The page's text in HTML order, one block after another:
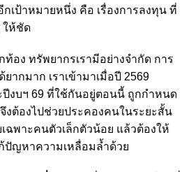
เป้าหมายหนึ่ง คือ เรื่องการลงทุน ที่
ให้ชัด
ท้อง ทรัพยากรเรามีอย่างจำกัด การ
ากมาก เราเข้ามาเมื่อปี 2569
ปีงบฯ 69 ที่ใช้กันอยู่ตอนนี้ ถูกกำหนด
งต้องไปช่วยประคองคนในระยะสั้น
ฉพาะคนตัวเล็กตัวน้อย แล้วต้องให้
ปัญหาความเหลื่อมล้ำด้วย